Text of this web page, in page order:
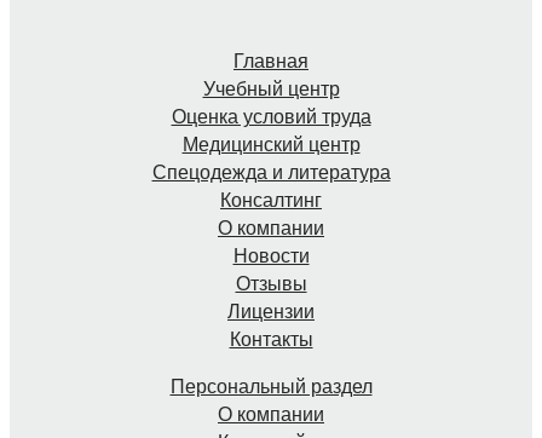
Главная
Учебный центр
Оценка условий труда
Медицинский центр
Спецодежда и литература
Консалтинг
О компании
Новости
Отзывы
Лицензии
Контакты
Персональный раздел
О компании